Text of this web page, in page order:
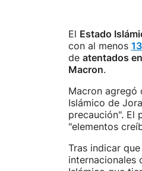
El Estado
con al menos
de atentados
Macron.
Macron agregó
Islámico de
precaución". El
"elementos
Tras indicar
internacionales